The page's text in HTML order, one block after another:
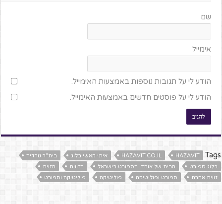
שם
אימייל
הודע לי על תגובות נוספות באמצעות האימייל.
הודע לי על פוסטים חדשים באמצעות האימייל.
Tags
HAZAVIT
HAZAVIT.CO.IL איתי קאשי בלוג
בית"ר נורדיה
בלוג ספורט
הבית של אוהדי הספורט בישראל הזווית
הזוית
זווית אחרת
ספורט ופוליטיקה פוליטיקה פוליטיקה וספורט